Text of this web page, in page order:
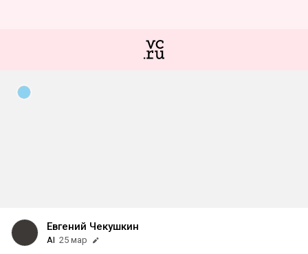
Евгений Чекушкин
AI 25 мар